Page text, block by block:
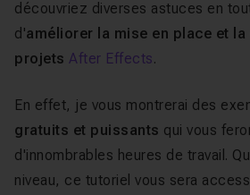
découvriez diverses astuces en
d'améliorer la mise en place et
projets After Effects.
En effet, je vous montrerai des
gratuits et puissants qui vous
d'innombrables heures de travail.
niveau, ce tutoriel vous sera